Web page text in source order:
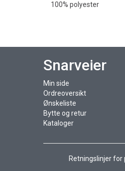
100% polyester
Snarveier
Min side
Ordreoversikt
Ønskeliste
Bytte og retur
Kataloger
Retningslinjer for